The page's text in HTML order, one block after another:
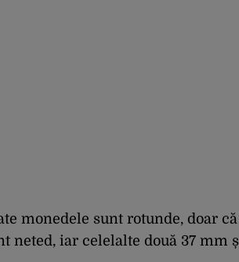
monedele sunt rotunde, doar
neted, iar celelalte două 37 mm